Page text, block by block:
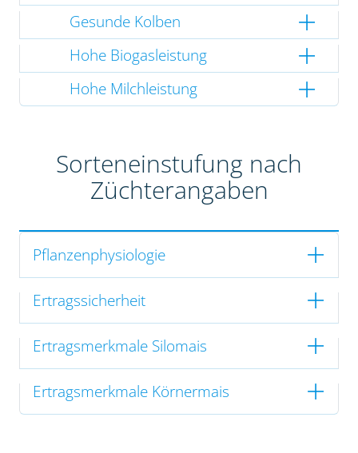
Gesunde Kolben
Hohe Biogasleistung
Hohe Milchleistung
Sorteneinstufung nach
Züchterangaben
Pflanzenphysiologie
Ertragssicherheit
Ertragsmerkmale Silomais
Ertragsmerkmale Körnermais